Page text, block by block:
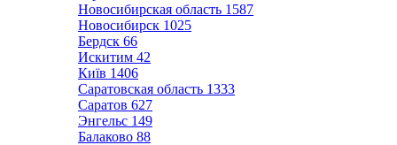
Новосибирская область 1587
Новосибирск 1025
Бердск 66
Искитим 42
Київ 1406
Саратовская область 1333
Саратов 627
Энгельс 149
Балаково 88